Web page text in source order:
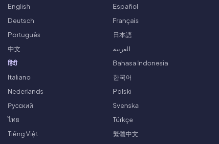
English
Español
Deutsch
Français
Português
日本語
中文
العربية
हिंदी
Bahasa Indonesia
Italiano
한국어
Nederlands
Polski
Русский
Svenska
ไทย
Türkçe
Tiếng Việt
繁體中文